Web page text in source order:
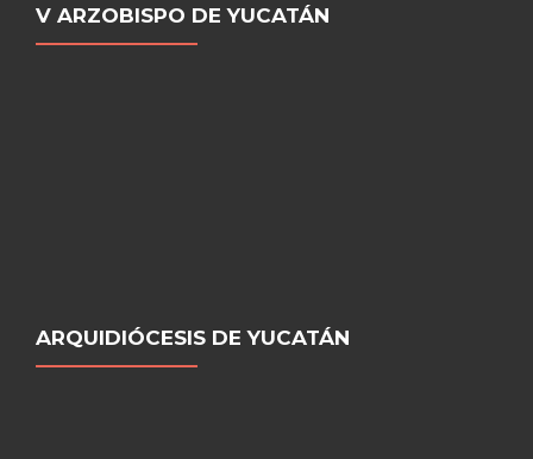
V ARZOBISPO DE YUCATÁN
ARQUIDIÓCESIS DE YUCATÁN